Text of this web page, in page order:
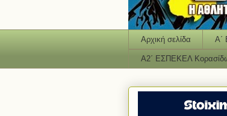
Αρχική σελίδα Α΄
Α2΄ ΕΣΠΕΚΕΛ